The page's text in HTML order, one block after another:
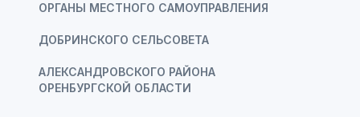
ОРГАНЫ МЕСТНОГО САМОУПРАВЛЕНИЯ
ДОБРИНСКОГО СЕЛЬСОВЕТА
АЛЕКСАНДРОВСКОГО РАЙОНА
ОРЕНБУРГСКОЙ ОБЛАСТИ